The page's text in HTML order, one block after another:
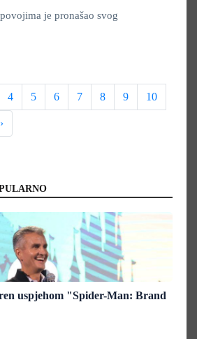
je pronašao svog
4 5 6 7 8 9 10
›
uspjehom "Spider-Man: Brand